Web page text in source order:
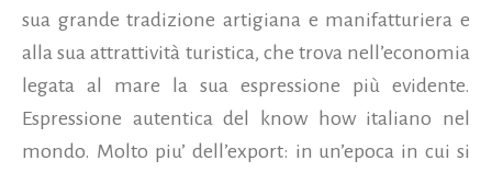
sua grande tradizione artigiana e manifatturiera e
alla sua attrattività turistica, che trova nell’economia
legata al mare la sua espressione più evidente.
Espressione autentica del know how italiano nel
mondo. Molto piu’ dell’export: in un’epoca in cui si